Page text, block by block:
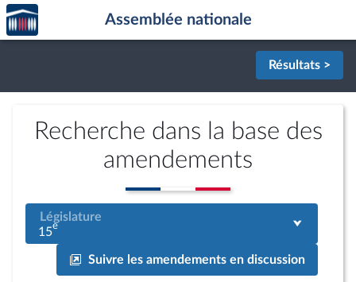
Aller au contenu
Aller en bas de la page
Accèder
à la
page
Assemblée nationale
Résultats >
Recherche dans la base des
amendements
Législature
15e
Suivre les amendements en discussion